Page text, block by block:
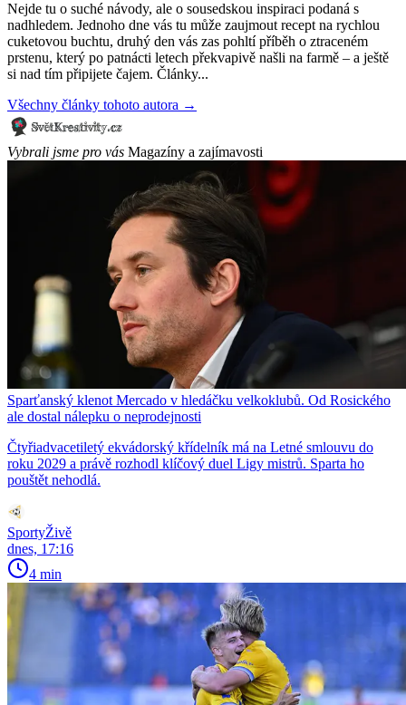
Nejde tu o suché návody, ale o sousedskou inspiraci podaná s
nadhledem. Jednoho dne vás tu může zaujmout recept na rychlou
cuketovou buchtu, druhý den vás zas pohltí příběh o ztraceném
prstenu, který po patnácti letech překvapivě našli na farmě – a ještě
si nad tím připijete čajem. Články...
Všechny články tohoto autora →
Vybrali jsme pro vás Magazíny a zajímavosti
Sparťanský klenot Mercado v hledáčku velkoklubů. Od Rosického
ale dostal nálepku o neprodejnosti
Čtyřiadvacetiletý ekvádorský křídelník má na Letné smlouvu do
roku 2029 a právě rozhodl klíčový duel Ligy mistrů. Sparta ho
pouštět nehodlá.
SportyŽivě
dnes, 17:16
4 min